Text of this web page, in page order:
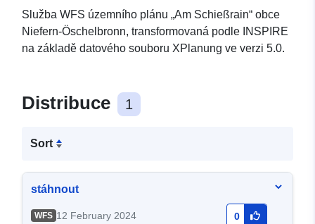
Služba WFS územního plánu „Am Schießrain“ obce
Niefern-Öschelbronn, transformovaná podle INSPIRE
na základě datového souboru XPlanung ve verzi 5.0.
Distribuce 1
Sort
stáhnout
WFS 12 February 2024 0